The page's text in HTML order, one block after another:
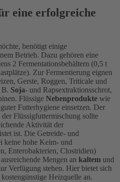
eine erfolgreiche
benötigt einige
Betrieb. Dazu gehören eine
2 Fermentationsbehältern (0,5 t
Zur Fermentierung eignen
Gerste, Roggen, Triticale und
B. Soja- und Rapsextraktionsschrot,
Flüssige Nebenprodukte wie
Futterhygiene einsetzen. Der
Flüssigfuttermischung sollte
Aktivität der
ist. Die Getreide- und
keine hohe Keim- und
Enterobakterien, Clostridien)
Mengen an kaltem und
Verfügung stehen. Hier bietet sich
Heizquelle an.